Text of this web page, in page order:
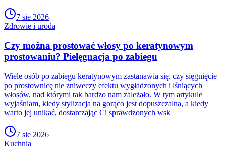
7 sie 2026
Zdrowie i uroda
Czy można prostować włosy po keratynowym
prostowaniu? Pielęgnacja po zabiegu
Wiele osób po zabiegu keratynowym zastanawia się, czy sięgnięcie
po prostownicę nie zniweczy efektu wygładzonych i lśniących
włosów, nad którymi tak bardzo nam zależało. W tym artykule
wyjaśniam, kiedy stylizacja na gorąco jest dopuszczalna, a kiedy
warto jej unikać, dostarczając Ci sprawdzonych wsk
7 sie 2026
Kuchnia